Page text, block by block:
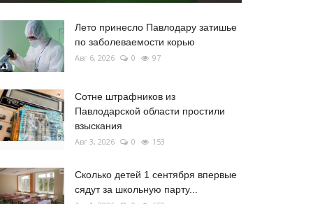
Лето принесло Павлодару затишье
по заболеваемости корью
Авг 6, 2026 0 97
Сотне штрафников из
Павлодарской области простили
взыскания
Авг 3, 2026 0 153
Сколько детей 1 сентября впервые
сядут за школьную парту...